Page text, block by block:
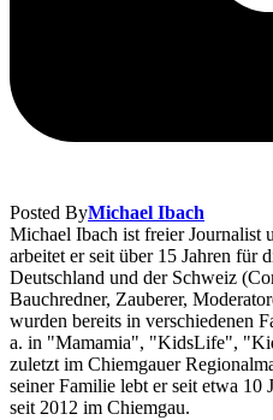
Posted ByMichael Ibach
Michael Ibach ist freier Journalist
arbeitet er seit über 15 Jahren für
Deutschland und der Schweiz
Bauchredner, Zauberer,
wurden bereits in verschiedenen
a. in "Mamamia", "KidsLife",
zuletzt im Chiemgauer
seiner Familie lebt er seit etwa 10
seit 2012 im Chiemgau.